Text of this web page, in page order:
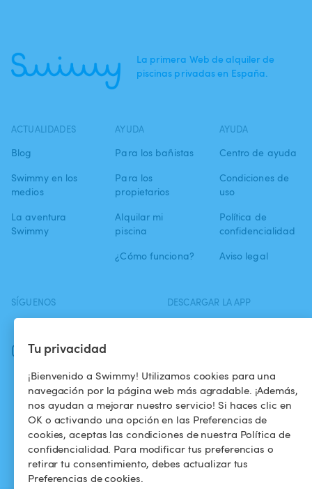
Tu privacidad
¡Bienvenido a Swimmy! Utilizamos cookies para una
navegación por la página web más agradable. ¡Además,
nos ayudan a mejorar nuestro servicio! Si haces clic en
OK o activando una opción en las Preferencias de
cookies, aceptas las condiciones de nuestra Política de
confidencialidad. Para modificar tus preferencias o
retirar tu consentimiento, debes actualizar tus
Preferencias de cookies.
La primera Web de alquiler de
piscinas privadas en España.
ACTUALIDADES
Blog
Swimmy en los
medios
La aventura
Swimmy
AYUDA
Para los bañistas
Para los
propietarios
Alquilar mi
piscina
¿Cómo funciona?
AYUDA
Centro de ayuda
Condiciones de
uso
Política de
confidencialidad
Aviso legal
SÍGUENOS
Instagram
DESCARGAR LA APP